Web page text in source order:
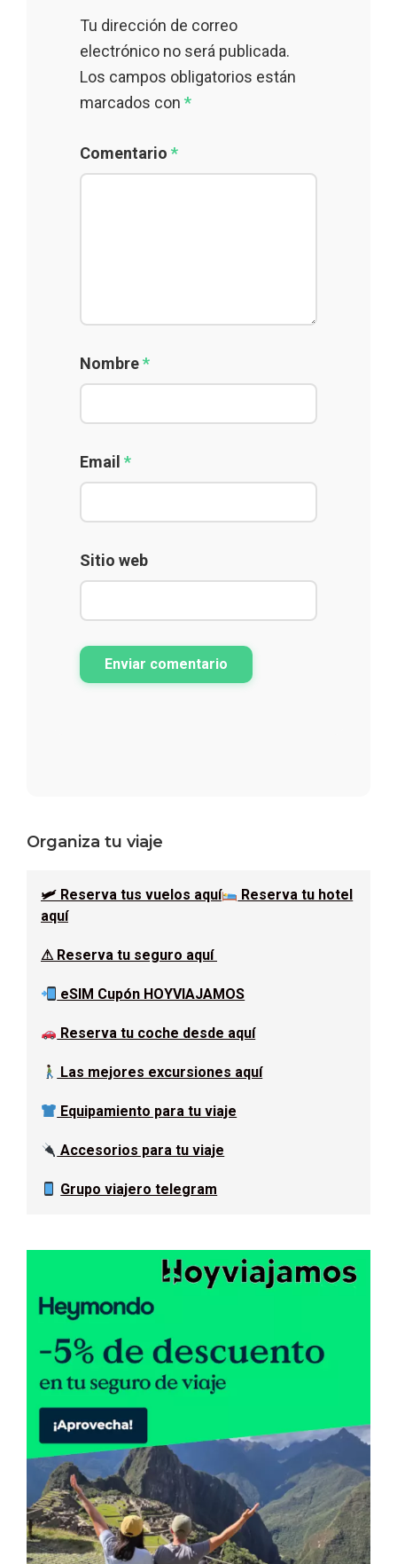
Tu dirección de correo
electrónico no será publicada.
Los campos obligatorios están
marcados con *
Comentario *
Nombre*
Email *
Sitio web
Enviar comentario
Barra
principal
Organiza tu viaje
🛩 Reserva tus vuelos aquí
Reserva tu hotel
aquí
⚠ Reserva tu seguro aquí
eSIM Cupón HOYVIAJAMOS
Reserva tu coche desde aquí
Las mejores excursiones aquí
Equipamiento para tu viaje
Accesorios para tu viaje
Grupo viajero telegram